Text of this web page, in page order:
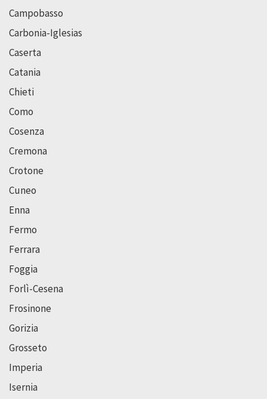
Campobasso
Carbonia-Iglesias
Caserta
Catania
Chieti
Como
Cosenza
Cremona
Crotone
Cuneo
Enna
Fermo
Ferrara
Foggia
Forlì-Cesena
Frosinone
Gorizia
Grosseto
Imperia
Isernia